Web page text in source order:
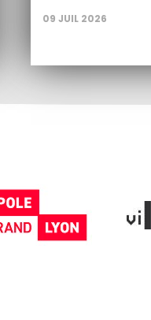
09 JUIL 2026